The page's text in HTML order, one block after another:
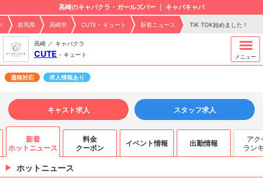
高崎のキャバクラ・ガールズバー キャバキャバ
群馬県 高崎市 CUTE - キュート 新着ニュース TIK TOK始めました！
高崎 ／ キャバクラ
CUTE - キュート メニュー
適格対応 求人情報あり
キャスト求人 スタッフ求人
新着
ホットニュース
料金
クーポン
イベント情報 出勤情報
アク
ラン
ホットニュース